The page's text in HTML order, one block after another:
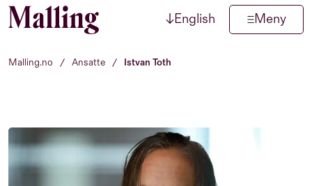
Hopp til innhold ↓English Meny
Malling.no / Ansatte / Istvan Toth